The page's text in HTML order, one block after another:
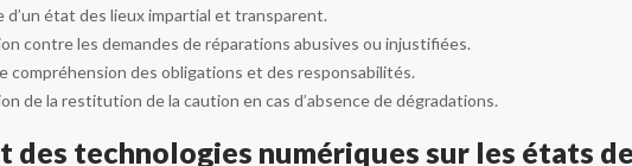
d’un état des lieux impartial et transparent.
contre les demandes de réparations abusives ou injustifiées.
compréhension des obligations et des responsabilités.
de la restitution de la caution en cas d’absence de dégradations.
des technologies numériques sur les états